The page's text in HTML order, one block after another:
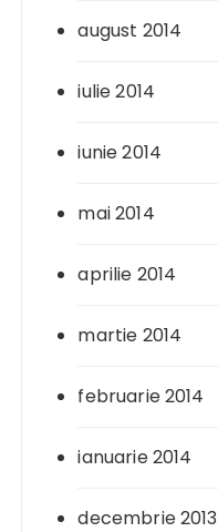
august 2014
iulie 2014
iunie 2014
mai 2014
aprilie 2014
martie 2014
februarie 2014
ianuarie 2014
decembrie 2013